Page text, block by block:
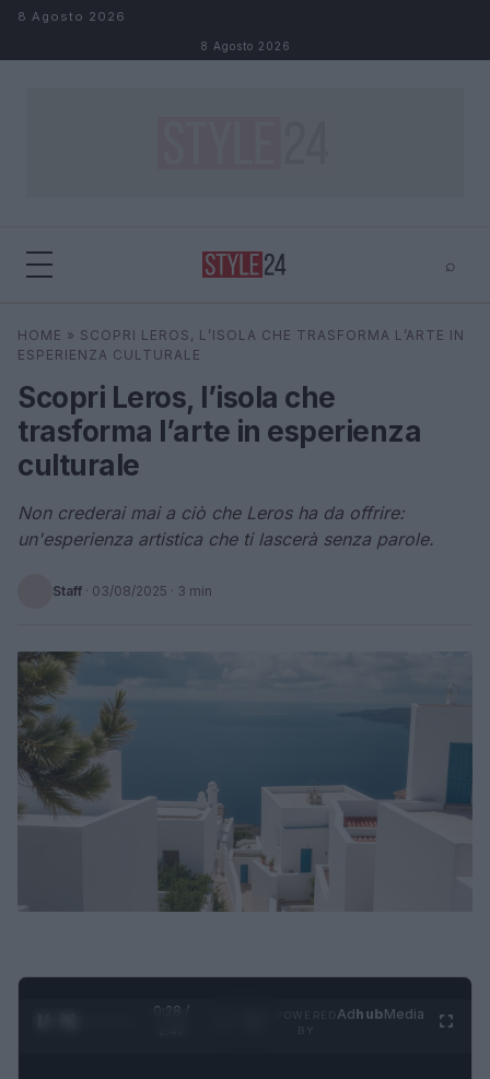
Salta al contenuto
8 Agosto 2026
8 Agosto 2026
⌕
Cerca ⌕ ×
HOME » SCOPRI LEROS, L’ISOLA CHE TRASFORMA L’ARTE IN
ESPERIENZA CULTURALE
Scopri Leros, l’isola che
trasforma l’arte in esperienza
culturale
Non crederai mai a ciò che Leros ha da offrire:
un'esperienza artistica che ti lascerà senza parole.
Staff · 03/08/2025 · 3 min
0:29 /
AdhubMedia